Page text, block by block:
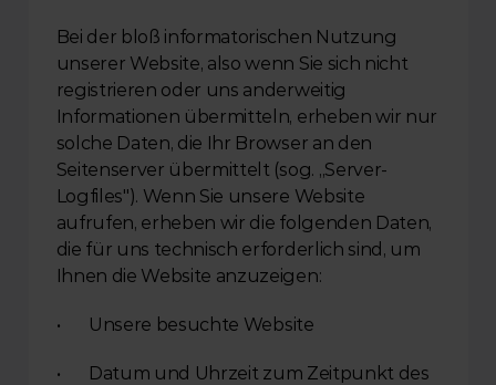
Bei der bloß informatorischen Nutzung
unserer Website, also wenn Sie sich nicht
registrieren oder uns anderweitig
Informationen übermitteln, erheben wir nur
solche Daten, die Ihr Browser an den
Seitenserver übermittelt (sog. „Server-
Logfiles"). Wenn Sie unsere Website
aufrufen, erheben wir die folgenden Daten,
die für uns technisch erforderlich sind, um
Ihnen die Website anzuzeigen:
•       Unsere besuchte Website
•       Datum und Uhrzeit zum Zeitpunkt des